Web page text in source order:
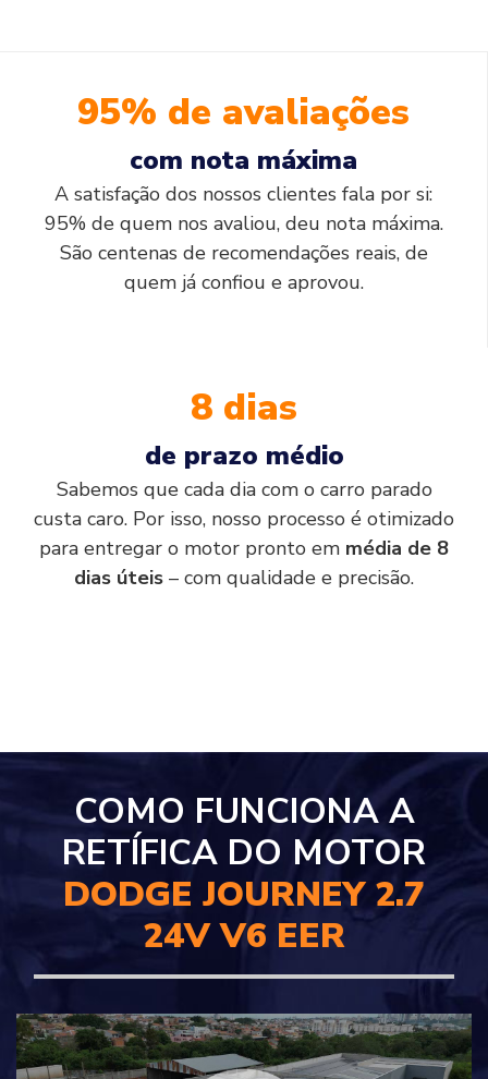
95% de avaliações
com nota máxima
A satisfação dos nossos clientes fala por si:
95% de quem nos avaliou, deu nota máxima.
São centenas de recomendações reais, de
quem já confiou e aprovou.
8 dias
de prazo médio
Sabemos que cada dia com o carro parado
custa caro. Por isso, nosso processo é otimizado
para entregar o motor pronto em média de 8
dias úteis – com qualidade e precisão.
COMO FUNCIONA A
RETÍFICA DO MOTOR
DODGE JOURNEY 2.7
24V V6 EER